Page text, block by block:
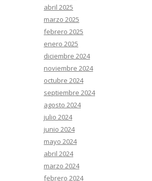
abril 2025
marzo 2025
febrero 2025
enero 2025
diciembre 2024
noviembre 2024
octubre 2024
septiembre 2024
agosto 2024
julio 2024
junio 2024
mayo 2024
abril 2024
marzo 2024
febrero 2024